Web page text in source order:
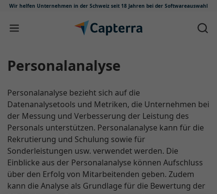
Wir helfen Unternehmen in der Schweiz seit 18 Jahren bei der Softwareauswahl
Zum Inhalt springen
Personalanalyse
Personalanalyse bezieht sich auf die
Datenanalysetools und Metriken, die Unternehmen bei
der Messung und Verbesserung der Leistung des
Personals unterstützen. Personalanalyse kann für die
Rekrutierung und Schulung sowie für
Sonderleistungen usw. verwendet werden. Die
Einblicke aus der Personalanalyse können Aufschluss
über den Erfolg von Mitarbeitenden geben. Zudem
kann die Analyse als Grundlage für die Bewertung der